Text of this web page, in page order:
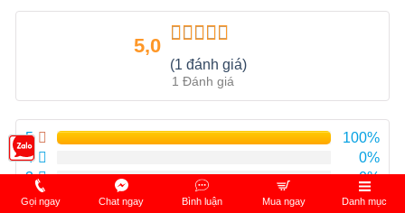
5,0
Được xếp
hạng 5.00
sao
(1 đánh giá)
1 Đánh giá
5
100%
4
0%
3
0%
2
0%
Gọi ngay Chat ngay Bình luận Mua ngay Danh mục